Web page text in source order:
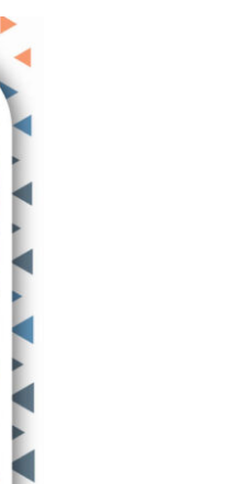
تجعل
تحديات
الحياة
تسرق
منك